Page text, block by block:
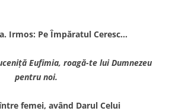
Irmos: Pe Împăratul Ceresc…
Eufimia, roagă-te lui Dumnezeu
pentru noi.
femei, având Darul Celui